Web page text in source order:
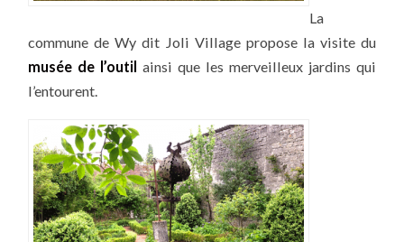
La
commune de Wy dit Joli Village propose la visite du
musée de l’outil ainsi que les merveilleux jardins qui
l’entourent.